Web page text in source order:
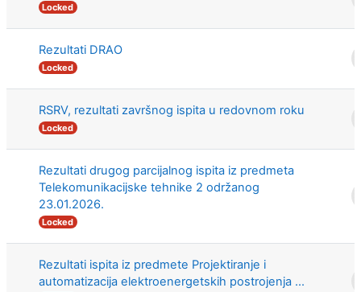
Locked
Rezultati DRAO
Locked
RSRV, rezultati završnog ispita u redovnom roku
Locked
Rezultati drugog parcijalnog ispita iz predmeta
Telekomunikacijske tehnike 2 održanog
23.01.2026.
Locked
Rezultati ispita iz predmete Projektiranje i
automatizacija elektroenergetskih postrojenja ...